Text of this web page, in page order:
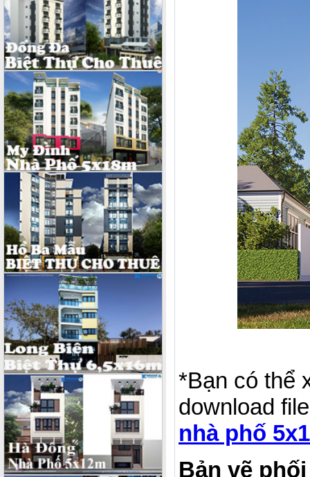
*Bạn có thể
download
nhà phố
Bản vẽ